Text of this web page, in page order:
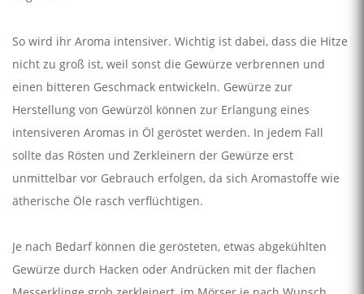
So wird ihr Aroma intensiver. Wichtig ist dabei, dass die Hitze
nicht zu groß ist, weil sonst die Gewürze verbrennen und
einen bitteren Geschmack entwickeln. Gewürze zur
Herstellung von Gewürzöl können zur Erlangung eines
intensiveren Aromas in Öl geröstet werden. In jedem Fall
sollte das Rösten und Zerkleinern der Gewürze erst
unmittelbar vor Gebrauch erfolgen, da sich Aromastoffe wie
ätherische Öle rasch verflüchtigen.
Je nach Bedarf können die gerösteten, etwas abgekühlten
Gewürze durch Hacken oder Andrücken mit der flachen